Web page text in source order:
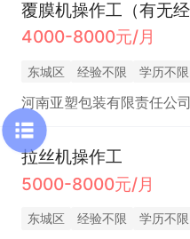
4000-8000元/月
东城区 经验不限 学历不限
河南亚塑包装有限责任公司
拉丝机操作工
5000-8000元/月
东城区 经验不限 学历不限